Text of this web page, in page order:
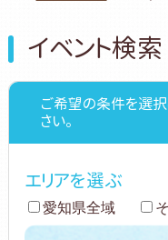
イベント検索
ご希望の条件を選択
さい。
エリアを選ぶ
愛知県全域